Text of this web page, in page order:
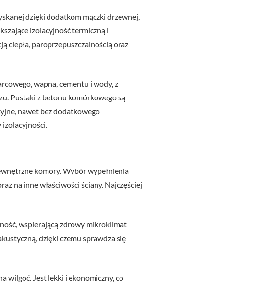
dzięki dodatkom mączki drzewnej,
izolacyjność termiczną i
ciepła, paroprzepuszczalnością oraz
wapna, cementu i wody, z
Pustaki z betonu komórkowego są
nawet bez dodatkowego
izolacyjności.
komory. Wybór wypełnienia
na inne właściwości ściany. Najczęściej
wspierającą zdrowy mikroklimat
dzięki czemu sprawdza się
wilgoć. Jest lekki i ekonomiczny, co